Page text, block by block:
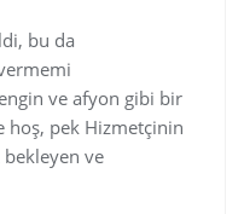
bu da
ve afyon gibi bir
hoş, pek Hizmetçinin
bekleyen ve